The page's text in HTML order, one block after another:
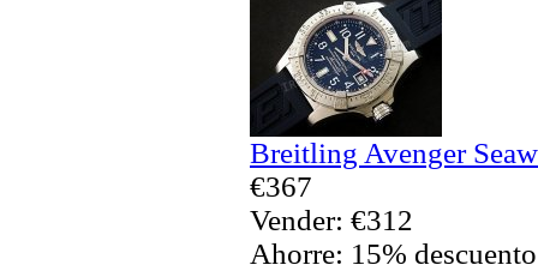
Breitling Avenger
€367
Vender: €312
Ahorre: 15% descuento